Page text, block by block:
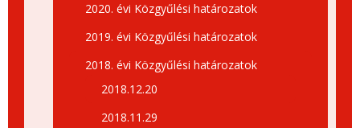
2020. évi Közgyűlési határozatok
2019. évi Közgyűlési határozatok
2018. évi Közgyűlési határozatok
2018.12.20
2018.11.29